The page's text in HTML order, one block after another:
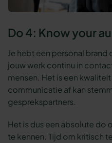
Do 4: Know your
Je hebt een personal
jouw werk continu in
mensen. Het is een
communicatie af kan
gesprekspartners.
Het is dus een absolute do
te kennen. Tijd om kritisch